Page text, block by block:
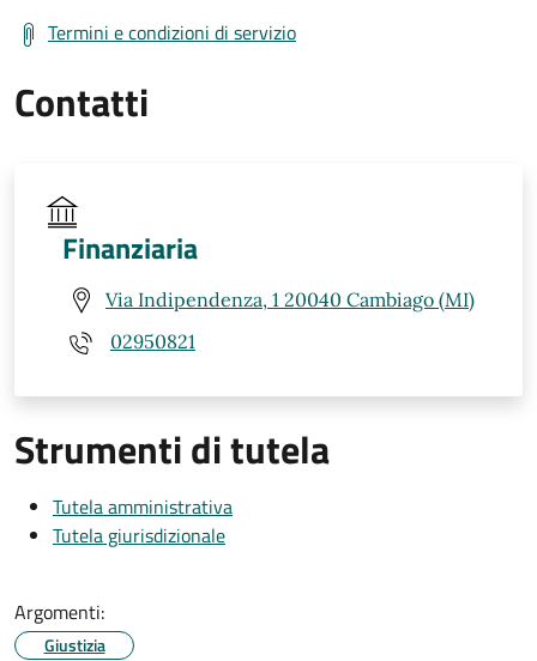
Termini e condizioni di servizio
Contatti
Finanziaria
Via Indipendenza, 1 20040 Cambiago (MI)
02950821
Strumenti di tutela
Tutela amministrativa
Tutela giurisdizionale
Argomenti:
Giustizia